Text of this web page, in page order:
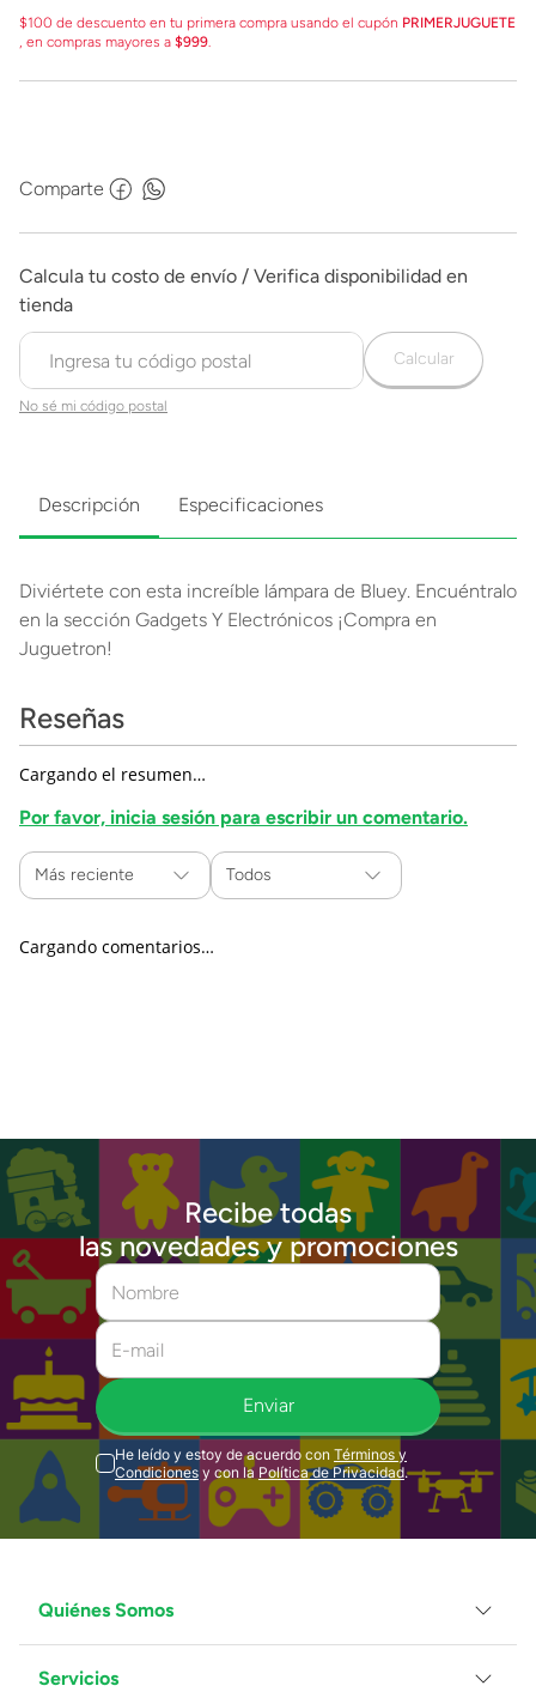
$100 de descuento en tu primera compra usando el cupón PRIMERJUGUETE
, en compras mayores a $999.
Comparte
No sé mi código postal
Calcular
Descripción Especificaciones
Diviértete con esta increíble lámpara de Bluey. Encuéntralo
en la sección Gadgets Y Electrónicos ¡Compra en
Juguetron!
Reseñas
Cargando el resumen…
Por favor, inicia sesión para escribir un comentario.
Más reciente Todos
Cargando comentarios…
Recibe todas
las novedades y promociones
Enviar
He leído y estoy de acuerdo con Términos y
Condiciones y con la Política de Privacidad.
Quiénes Somos
Grupo Juguetron
Servicios